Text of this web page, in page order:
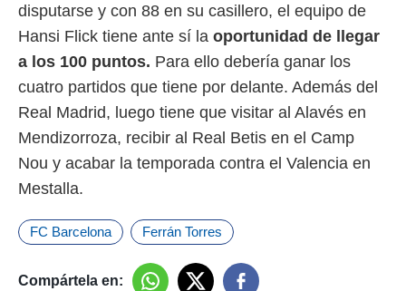
disputarse y con 88 en su casillero, el equipo de
Hansi Flick tiene ante sí la oportunidad de llegar
a los 100 puntos. Para ello debería ganar los
cuatro partidos que tiene por delante. Además del
Real Madrid, luego tiene que visitar al Alavés en
Mendizorroza, recibir al Real Betis en el Camp
Nou y acabar la temporada contra el Valencia en
Mestalla.
FC Barcelona Ferrán Torres
Compártela en: